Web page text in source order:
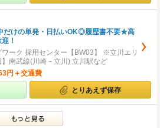
だけの単発・日払いOK◎履歴書不要★高
！
ーク 採用センター【BW03】 ※立川エリ
南武線(川崎－立川) 立川駅など
円＋交通費
とりあえず保存